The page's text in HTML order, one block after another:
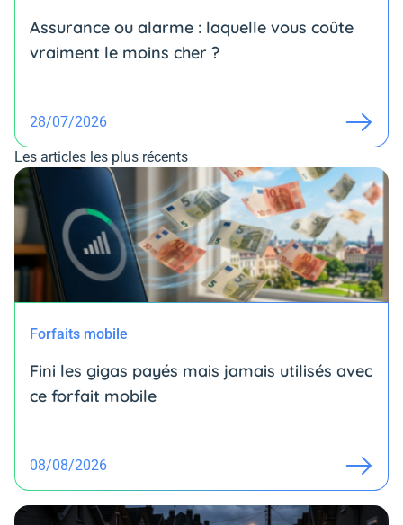
Assurance ou alarme : laquelle vous coûte
vraiment le moins cher ?
28/07/2026
Les articles les plus récents
Forfaits mobile
Fini les gigas payés mais jamais utilisés avec
ce forfait mobile
08/08/2026